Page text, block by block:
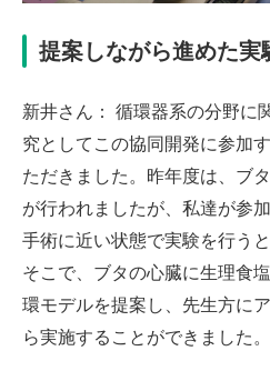
提案しながら進めた実
新井さん： 循環器系の分野に
究としてこの協同開発に参加
ただきました。昨年度は、ブ
が行われましたが、私達が参
手術に近い状態で実験を行う
そこで、ブタの心臓に生理食
環モデルを提案し、先生方に
ら実施することができました。